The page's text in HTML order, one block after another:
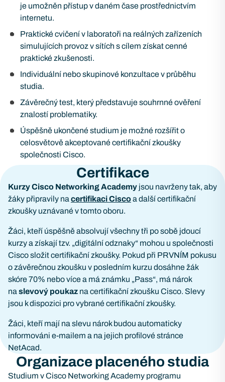
je umožněn přístup v daném čase prostřednictvím
internetu.
Praktické cvičení v laboratoři na reálných zařízeních
simulujících provoz v sítích s cílem získat cenné
praktické zkušenosti.
Individuální nebo skupinové konzultace v průběhu
studia.
Závěrečný test, který představuje souhrnné ověření
znalostí problematiky.
Úspěšně ukončené studium je možné rozšířit o
celosvětově akceptované certifikační zkoušky
společnosti Cisco.
Certifikace
Kurzy Cisco Networking Academy jsou navrženy tak, aby
žáky připravily na certifikaci Ciscoa další certifikační
zkoušky uznávané v tomto oboru.
Žáci, kteří úspěšně absolvují všechny tři po sobě jdoucí
kurzy a získají tzv. „digitální odznaky“ mohou u společnosti
Cisco složit certifikační zkoušky. Pokud při PRVNÍM pokusu
o závěrečnou zkoušku v posledním kurzu dosáhne žák
skóre 70% nebo více a má známku „Pass“, má nárok
na slevový poukaz na certifikační zkoušku Cisco. Slevy
jsou k dispozici pro vybrané certifikační zkoušky.
Žáci, kteří mají na slevu nárok budou automaticky
informováni e-mailem a na jejich profilové stránce
NetAcad.
Organizace placeného studia
Studium v Cisco Networking Academy programu